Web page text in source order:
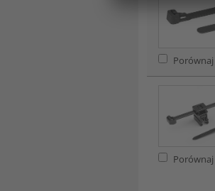
Porównaj
Porównaj